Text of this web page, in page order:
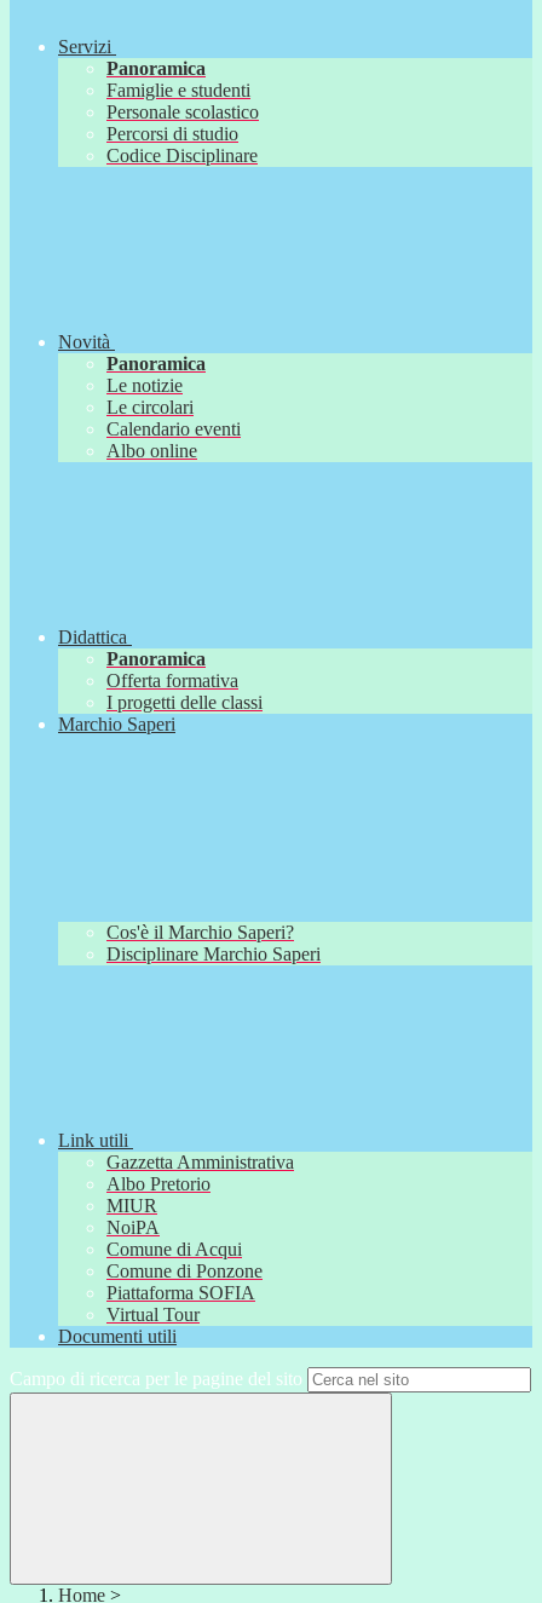
Servizi
Panoramica
Famiglie e studenti
Personale scolastico
Percorsi di studio
Codice Disciplinare
Novità
Panoramica
Le notizie
Le circolari
Calendario eventi
Albo online
Didattica
Panoramica
Offerta formativa
I progetti delle classi
Marchio Saperi
Cos'è il Marchio Saperi?
Disciplinare Marchio Saperi
Link utili
Gazzetta Amministrativa
Albo Pretorio
MIUR
NoiPA
Comune di Acqui
Comune di Ponzone
Piattaforma SOFIA
Virtual Tour
Documenti utili
Campo di ricerca per le pagine del sito
Home >